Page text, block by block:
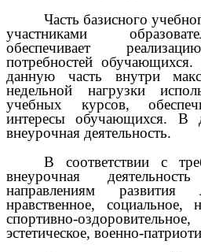
Часть базисного
участниками
обеспечивает
потребностей
данную часть внутри
недельной нагрузки
учебных курсов,
интересы обучающихся. В
внеурочная деятельность.
В соответствии с
внеурочная
направлениям развития
нравственное, социальное,
спортивно-
эстетическое, военно-